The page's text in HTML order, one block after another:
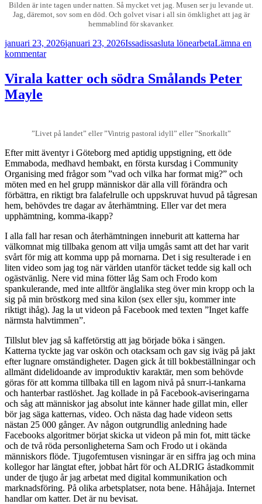
Bilden är inte tagen under natten. Så mycket vet jag. Musen ser ju levande ut.
Jag, däremot, sov som en död. Och golvet visar i all sin ömklighet att jag är
hemmablind för skavanker.
Postat
januari 23, 2026januari 23, 2026Författare
IssadissaKategorier
sluta lönearbetaLämna en
kommentartill
som
drottning
Virala katter och södra Smålands Peter
Mayle
”Livet på landet” eller ”Vintrig pastoral idyll” eller ”Snorkallt”
Efter mitt äventyr i Göteborg med aptidig uppstigning, ett öde
Emmaboda, medhavd hembakt, en första kursdag i Community
Organising med frågor som ”vad och vilka har format mig?” och
möten med en hel grupp människor där alla vill förändra och
förbättra, en riktigt bra falafelrulle och uppskruvat huvud på tågresan
hem, behövdes tre dagar av återhämtning. Eller var det mera
upphämtning, komma-ikapp?
I alla fall har resan och återhämtningen inneburit att katterna har
välkomnat mig tillbaka genom att vilja umgås samt att det har varit
svårt för mig att komma upp på mornarna. Det i sig resulterade i en
liten video som jag tog när världen utanför täcket tedde sig kall och
ogästvänlig. Nere vid mina fötter låg Sam och Frodo kom
spankulerande, med inte alltför änglalika steg över min kropp och la
sig på min bröstkorg med sina kilon (sex eller sju, kommer inte
riktigt ihåg). Jag la ut videon på Facebook med texten ”Inget kaffe
närmsta halvtimmen”.
Tillslut blev jag så kaffetörstig att jag började böka i sängen.
Katterna tyckte jag var oskön och otacksam och gav sig iväg på jakt
efter lugnare omständigheter. Dagen gick åt till bokbeställningar och
allmänt didelidoande av improduktiv karaktär, men som behövde
göras för att komma tillbaka till en lagom nivå på snurr-i-tankarna
och hanterbar rastlöshet. Jag kollade in på Facebook-aviseringarna
och såg att människor jag absolut inte känner hade gillat min, eller
bör jag säga katternas, video. Och nästa dag hade videon setts
nästan 25 000 gånger. Av någon outgrundlig anledning hade
Facebooks algoritmer börjat skicka ut videon på min fot, mitt täcke
och de två röda personligheterna Sam och Frodo ut i okända
människors flöde. Tjugofemtusen visningar är en siffra jag och mina
kollegor har längtat efter, jobbat hårt för och ALDRIG åstadkommit
under de tjugo år jag arbetat med digital kommunikation och
marknadsföring. På olika arbetsplatser, nota bene. Håhåjaja. Internet
handlar om katter. Det är nu bevisat.